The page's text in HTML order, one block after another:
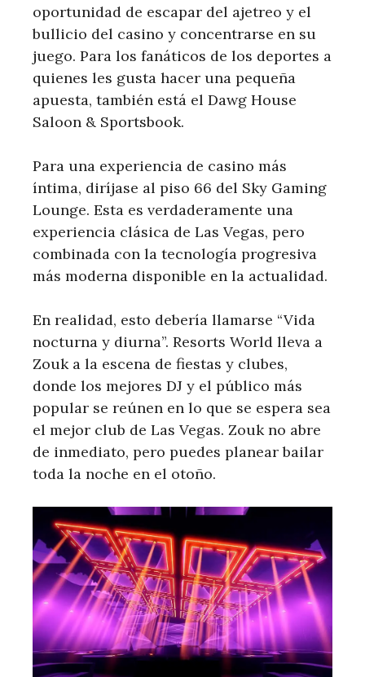
oportunidad de escapar del ajetreo y el
bullicio del casino y concentrarse en su
juego. Para los fanáticos de los deportes a
quienes les gusta hacer una pequeña
apuesta, también está el Dawg House
Saloon & Sportsbook.
Para una experiencia de casino más
íntima, diríjase al piso 66 del Sky Gaming
Lounge. Esta es verdaderamente una
experiencia clásica de Las Vegas, pero
combinada con la tecnología progresiva
más moderna disponible en la actualidad.
En realidad, esto debería llamarse “Vida
nocturna y diurna”. Resorts World lleva a
Zouk a la escena de fiestas y clubes,
donde los mejores DJ y el público más
popular se reúnen en lo que se espera sea
el mejor club de Las Vegas. Zouk no abre
de inmediato, pero puedes planear bailar
toda la noche en el otoño.